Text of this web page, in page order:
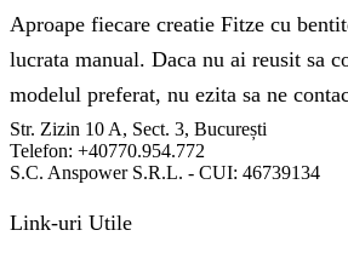
Aproape fiecare creatie Fitze cu
lucrata manual. Daca nu ai reusit sa
modelul preferat, nu ezita sa ne
Str. Zizin 10 A, Sect. 3, București
Telefon: +40770.954.772
S.C. Anspower S.R.L. - CUI: 46739134
Link-uri Utile